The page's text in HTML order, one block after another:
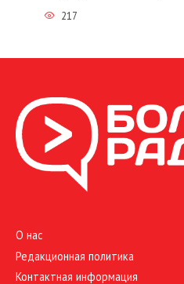
217
О нас
Редакционная политика
Контактная информация